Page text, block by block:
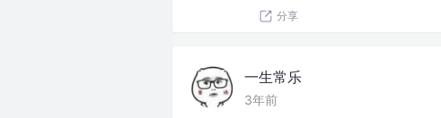
分享
一生常乐
3年前